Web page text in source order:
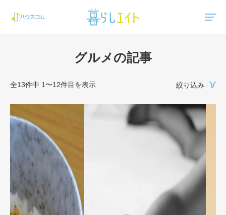
グルメの記事
全13件中 1〜12件目を表示 絞り込み